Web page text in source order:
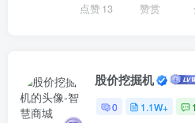
点赞13 赞赏
股价挖掘机
0 1.1W+ 1